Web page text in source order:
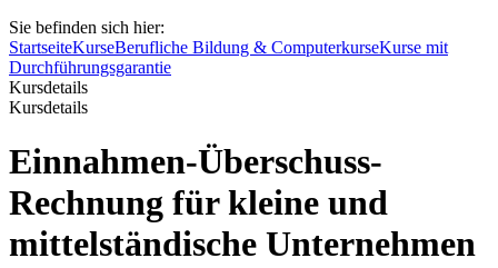
Sie befinden sich hier:
StartseiteKurseBerufliche Bildung & ComputerkurseKurse mit
Durchführungsgarantie
Kursdetails
Kursdetails
Einnahmen-Überschuss-
Rechnung für kleine und
mittelständische Unternehmen